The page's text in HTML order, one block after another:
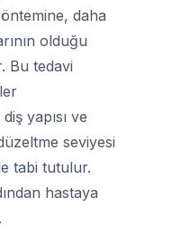
daha
olduğu
Bu tedavi
yapısı ve
seviyesi
tabi tutulur.
hastaya